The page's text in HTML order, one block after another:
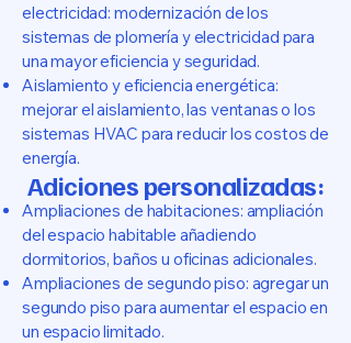
electricidad: modernización de los
sistemas de plomería y electricidad para
una mayor eficiencia y seguridad.
Aislamiento y eficiencia energética:
mejorar el aislamiento, las ventanas o los
sistemas HVAC para reducir los costos de
energía.
Adiciones personalizadas:
Ampliaciones de habitaciones: ampliación
del espacio habitable añadiendo
dormitorios, baños u oficinas adicionales.
Ampliaciones de segundo piso: agregar un
segundo piso para aumentar el espacio en
un espacio limitado.